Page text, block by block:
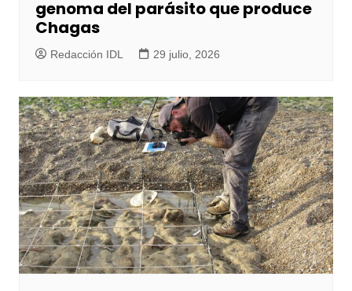
genoma del parásito que produce
Chagas
Redacción IDL 29 julio, 2026